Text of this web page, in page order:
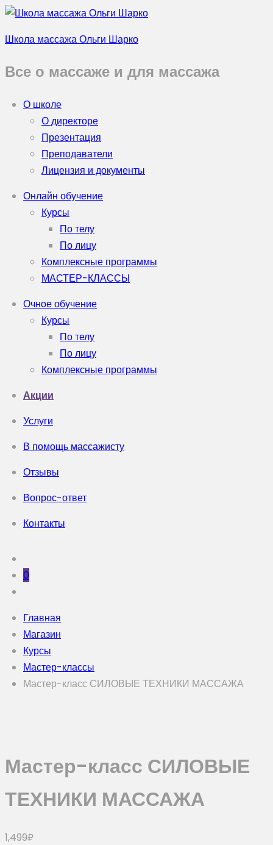
Школа массажа Ольги Шарко
Все о массаже и для массажа
О школе
О директоре
Презентация
Преподаватели
Лицензия и документы
Онлайн обучение
Курсы
По телу
По лицу
Комплексные программы
МАСТЕР-КЛАССЫ
Очное обучение
Курсы
По телу
По лицу
Комплексные программы
Акции
Услуги
В помощь массажисту
Отзывы
Вопрос-ответ
Контакты
0
Главная
Магазин
Курсы
Мастер-классы
Мастер-класс СИЛОВЫЕ ТЕХНИКИ МАССАЖА
Мастер-класс СИЛОВЫЕ
ТЕХНИКИ МАССАЖА
1,499₽